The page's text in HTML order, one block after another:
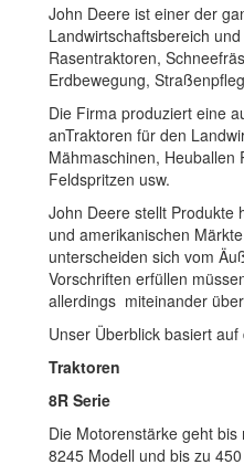
John Deere ist einer der
Landwirtschaftsbereich
Rasentraktoren,
Erdbewegung,
Die Firma produziert eine
anTraktoren für den
Mähmaschinen, Heuballen
Feldspritzen usw.
John Deere stellt Produkte
und amerikanischen
unterscheiden sich vom
Vorschriften erfüllen
allerdings miteinander
Unser Überblick basiert
Traktoren
8R Serie
Die Motorenstärke geht
8245 Modell und bis zu